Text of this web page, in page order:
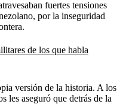
fuertes tensiones
por la inseguridad
de los que habla
versión de la historia. A los
les aseguró que detrás de la